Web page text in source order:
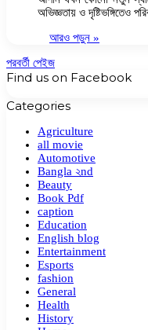
অভিজ্ঞতায় ও দৃষ্টিভঙ্গিতেও
আরও পড়ুন »
পরবর্তী পেইজ
Find us on Facebook
Categories
Agriculture
all movie
Automotive
Bangla ২nd
Beauty
Book Pdf
caption
Education
English blog
Entertainment
Esports
fashion
General
Health
History